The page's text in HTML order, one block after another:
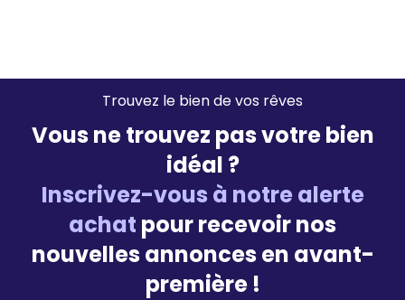
Trouvez le bien de vos rêves
Vous ne trouvez pas votre bien
idéal ?
Inscrivez-vous à notre alerte
achat pour recevoir nos
nouvelles annonces en avant-
première !